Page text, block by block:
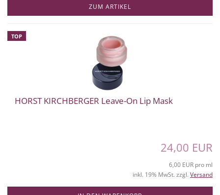
ZUM ARTIKEL
TOP
HORST KIRCHBERGER Leave-On Lip Mask
24,00 EUR
6,00 EUR pro ml
inkl. 19% MwSt. zzgl. Versand